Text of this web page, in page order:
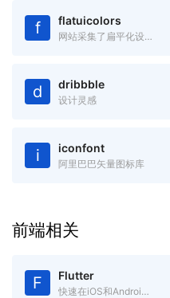
f flatuicolors
网站采集了扁平化设计中最受欢迎的色彩，绝对是您进行扁平设计的必备工具，可以吸取复制任何你看中的色彩。
d dribbble
设计灵感
i iconfont
阿里巴巴矢量图标库
前端相关
F Flutter
快速在iOS和Android上构建高质量的原生用户界面